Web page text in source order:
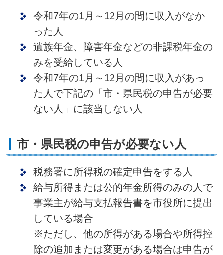
令和7年の1月～12月の間に収入がなか
った人
遺族年金、障害年金などの非課税年金の
みを受給している人
令和7年の1月～12月の間に収入があっ
た人で下記の「市・県民税の申告が必要
ない人」に該当しない人
市・県民税の申告が必要ない人
税務署に所得税の確定申告をする人
給与所得または公的年金所得のみの人で
事業主が給与支払報告書を市役所に提出
している場合
※ただし、他の所得がある場合や所得控
除の追加または変更がある場合は申告が